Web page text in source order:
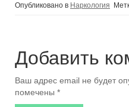
Опубликовано в Наркология
Добавить
Ваш адрес email не будет
помечены *